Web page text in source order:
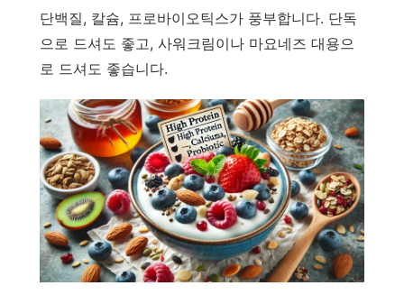
단백질, 칼슘, 프로바이오틱스가 풍부합니다. 단독
으로 드셔도 좋고, 사워크림이나 마요네즈 대용으
로 드셔도 좋습니다.